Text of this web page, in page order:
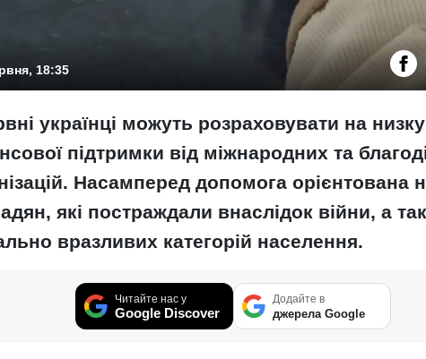
18:35
українці можуть розраховувати на
підтримки від міжнародних та
Насамперед допомога орієнтована
які постраждали внаслідок війни, а
вразливих категорій населення.
Читайте нас у
Google Discover
Додайте в
джерела Google